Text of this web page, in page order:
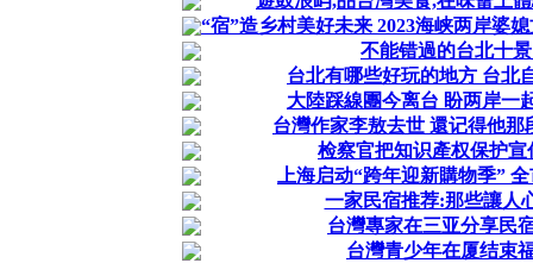
“宿”造乡村美好未来 2023海峡两岸婆
不能错過的台北十
台北有哪些好玩的地方 台北
大陸踩線團今离台 盼两岸一
台灣作家李敖去世 還记得他那
检察官把知识產权保护宣
上海启动“跨年迎新購物季”
一家民宿推荐:那些讓人
台灣專家在三亚分享民
台灣青少年在厦结束